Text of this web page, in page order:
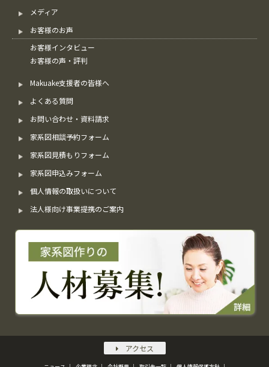
メディア
お客様のお声
お客様インタビュー
お客様の声・評判
Makuake支援者の皆様へ
よくある質問
お問い合わせ・資料請求
家系図相談予約フォーム
家系図見積もりフォーム
家系図申込みフォーム
個人情報の取扱いについて
法人様向け事業提携のご案内
アクセス